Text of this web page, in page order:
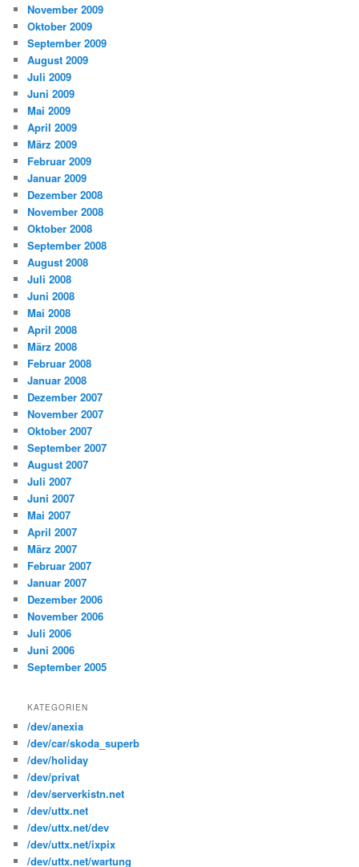
November 2009
Oktober 2009
September 2009
August 2009
Juli 2009
Juni 2009
Mai 2009
April 2009
März 2009
Februar 2009
Januar 2009
Dezember 2008
November 2008
Oktober 2008
September 2008
August 2008
Juli 2008
Juni 2008
Mai 2008
April 2008
März 2008
Februar 2008
Januar 2008
Dezember 2007
November 2007
Oktober 2007
September 2007
August 2007
Juli 2007
Juni 2007
Mai 2007
April 2007
März 2007
Februar 2007
Januar 2007
Dezember 2006
November 2006
Juli 2006
Juni 2006
September 2005
KATEGORIEN
/dev/anexia
/dev/car/skoda_superb
/dev/holiday
/dev/privat
/dev/serverkistn.net
/dev/uttx.net
/dev/uttx.net/dev
/dev/uttx.net/ixpix
/dev/uttx.net/wartung